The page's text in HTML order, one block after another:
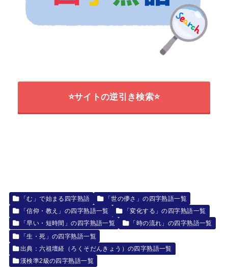
⭐サイトの逆引き検索⭐
「む」で始まる四字熟語
「世の儚さ」の四字熟語一覧
「信仰・教え」の四字熟語一覧
「変化する」の四字熟語一覧
「早い・短時間」の四字熟語一覧
「時の流れ」の四字熟語一覧
「生・死」の四字熟語一覧
出典：六祖壇経（ろくそだんきょう）の四字熟語一覧
漢検準2級の四字熟語一覧